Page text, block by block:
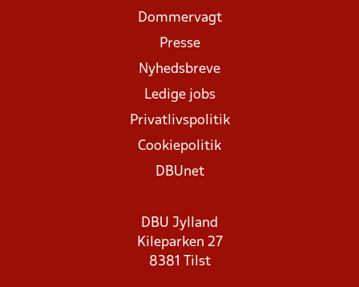
Dommervagt
Presse
Nyhedsbreve
Ledige jobs
Privatlivspolitik
Cookiepolitik
DBUnet
DBU Jylland
Kileparken 27
8381 Tilst